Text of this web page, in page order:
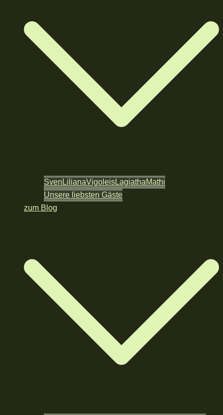
Sven LilianaVigoleisLagiathaMathi
Unsere liebsten Gäste
zum Blog